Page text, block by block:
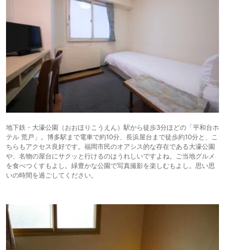
地下鉄・大濠公園（おおほりこうえん）駅から徒歩3分ほどの「平和台ホ
テル 荒戸」。博多駅まで電車で約10分、長浜屋台まで徒歩約10分と、こ
ちらもアクセス良好です。福岡市民のオアシス的な存在である大濠公園
や、名物の屋台にサクッと行けるのはうれしいですよね。ご当地グルメ
を食べつくすもよし。緑豊かな公園で写真撮影を楽しむもよし。思い思
いの時間を過ごしてください。